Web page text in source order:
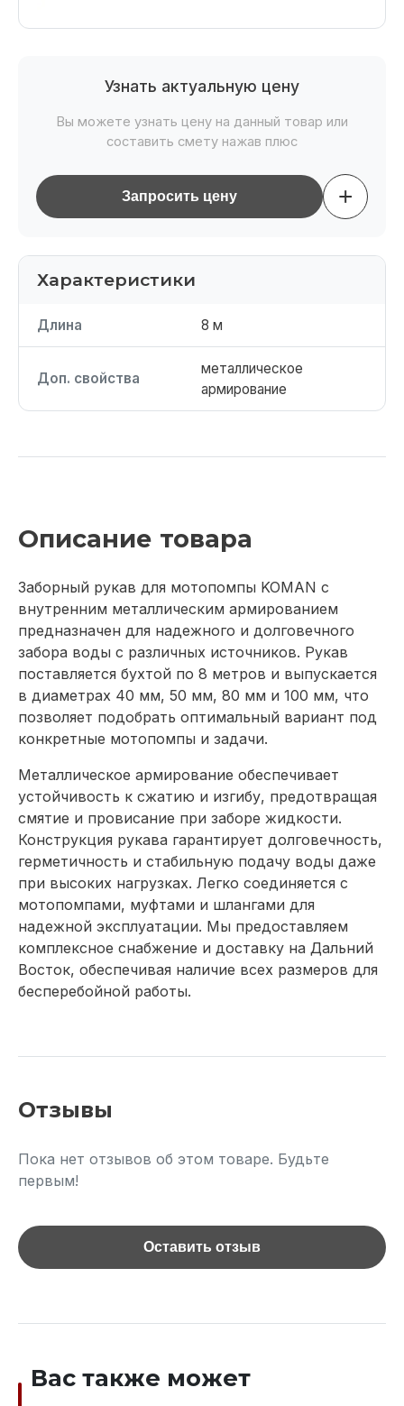
Узнать актуальную цену
Вы можете узнать цену на данный товар или
составить смету нажав плюс
Запросить цену +
Характеристики
Длина 8 м
Доп. свойства
металлическое
армирование
Описание товара
Заборный рукав для мотопомпы KOMAN с
внутренним металлическим армированием
предназначен для надежного и долговечного
забора воды с различных источников. Рукав
поставляется бухтой по 8 метров и выпускается
в диаметрах 40 мм, 50 мм, 80 мм и 100 мм, что
позволяет подобрать оптимальный вариант под
конкретные мотопомпы и задачи.
Металлическое армирование обеспечивает
устойчивость к сжатию и изгибу, предотвращая
смятие и провисание при заборе жидкости.
Конструкция рукава гарантирует долговечность,
герметичность и стабильную подачу воды даже
при высоких нагрузках. Легко соединяется с
мотопомпами, муфтами и шлангами для
надежной эксплуатации. Мы предоставляем
комплексное снабжение и доставку на Дальний
Восток, обеспечивая наличие всех размеров для
бесперебойной работы.
Отзывы
Пока нет отзывов об этом товаре. Будьте
первым!
Оставить отзыв
Вас также может